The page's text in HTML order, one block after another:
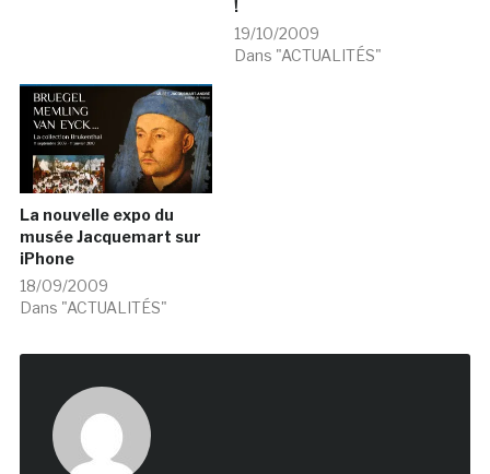
!
19/10/2009
Dans "ACTUALITÉS"
La nouvelle expo du
musée Jacquemart sur
iPhone
18/09/2009
Dans "ACTUALITÉS"